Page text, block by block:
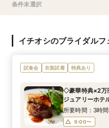
条件未選択
イチオシのブライダルフ
試食会 衣装試着 特典あり
◇豪華特典×2万
ジュアリーホテ
所要時間：3時
9:00〜